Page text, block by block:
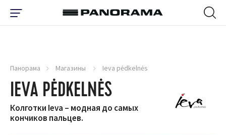
Панорама Магазины Ieva pėdkelnės
IEVA PĖDKELNĖS
Колготки Ieva – модная до самых
кончиков пальцев.